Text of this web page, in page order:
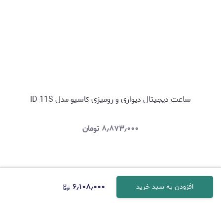
افزودن به سبد خرید ۶٫۱۰۸٫۰۰۰
ساعت دیجیتال دیواری و رومیزی کاسیو مدل ID-11S
۸٫۸۷۳٫۰۰۰ تومان